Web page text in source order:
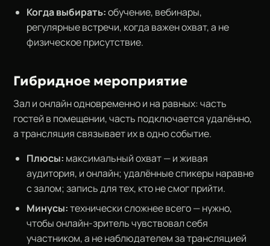
Когда выбирать:обучение, вебинары,
регулярные встречи, когда важен охват, а не
физическое присутствие.
Гибридное мероприятие
Зал и онлайн одновременно и на равных: часть
гостей в помещении, часть подключается удалённо,
а трансляция связывает их в одно событие.
Плюсы: максимальный охват — и живая
аудитория, и онлайн; удалённые спикеры наравне
с залом; запись для тех, кто не смог прийти.
Минусы:технически сложнее всего — нужно,
чтобы онлайн-зритель чувствовал себя
участником, а не наблюдателем за трансляцией